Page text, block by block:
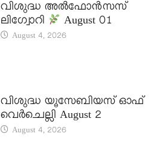
വിശുദ്ധ അൽഫോൻസസ്
ലിഗ്വോറി
August 01
August 4, 2026
വിശുദ്ധ യൂസേബിയസ് ഓഫ്
വെർചെല്ലി August 2
August 4, 2026